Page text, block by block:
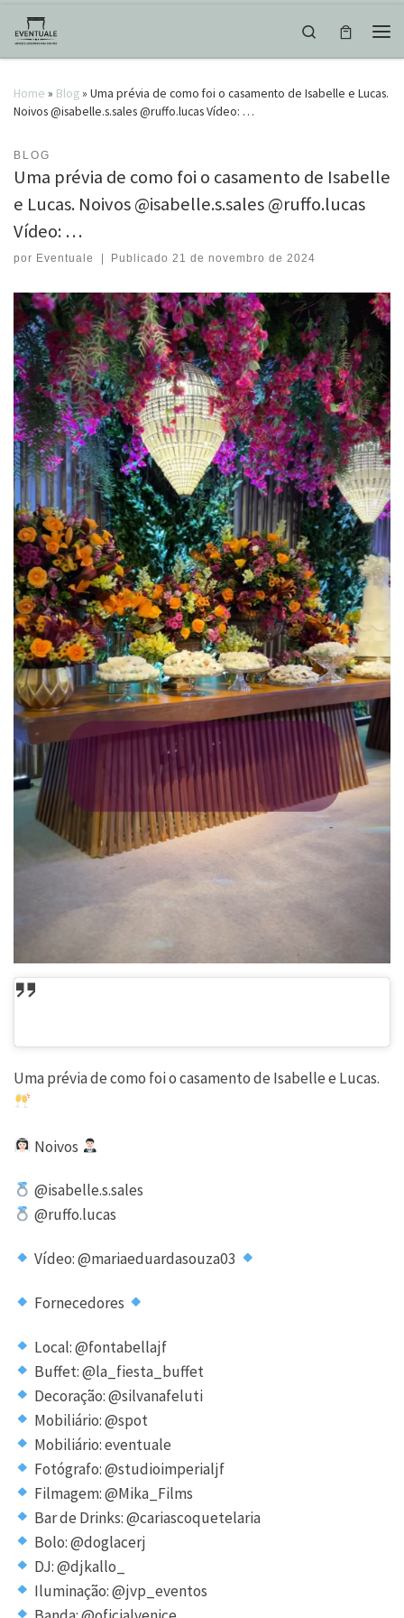
Skip to content
Search
Home » Blog» Uma prévia de como foi o casamento de Isabelle e Lucas.
Noivos @isabelle.s.sales @ruffo.lucas Vídeo: …
BLOG
Uma prévia de como foi o casamento de Isabelle
e Lucas. Noivos @isabelle.s.sales @ruffo.lucas
Vídeo: …
por Eventuale Publicado21 de novembro de 2024
Uma prévia de como foi o casamento de Isabelle e Lucas.
Noivos
@isabelle.s.sales
@ruffo.lucas
Vídeo: @mariaeduardasouza03
Fornecedores
Local: @fontabellajf
Buffet: @la_fiesta_buffet
Decoração: @silvanafeluti
Mobiliário: @spot
Mobiliário: eventuale
Fotógrafo: @studioimperialjf
Filmagem: @Mika_Films
Bar de Drinks: @cariascoquetelaria
Bolo: @doglacerj
DJ: @djkallo_
Iluminação: @jvp_eventos